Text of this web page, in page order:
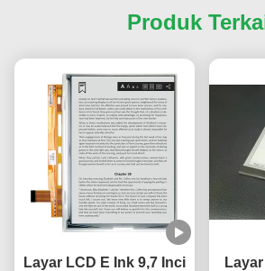
Produk
Layar LCD E Ink 9,7 Inci